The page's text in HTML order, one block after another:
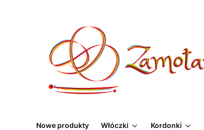
Nowe produkty Włóczki Kordonki